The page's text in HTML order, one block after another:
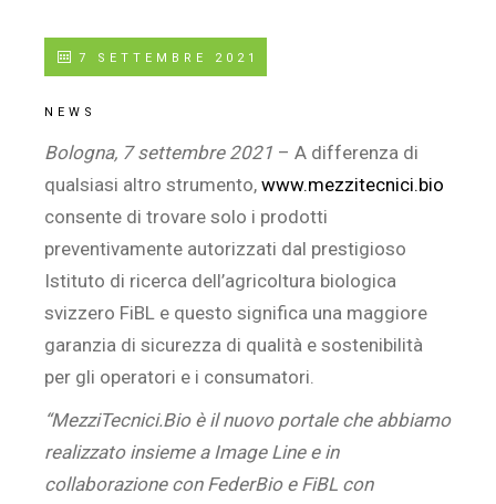
7 SETTEMBRE 2021
NEWS
Bologna, 7 settembre 2021 – A differenza di
qualsiasi altro strumento,www.mezzitecnici.bio
consente di trovare solo i prodotti
preventivamente autorizzati dal prestigioso
Istituto di ricerca dell’agricoltura biologica
svizzero FiBL e questo significa una maggiore
garanzia di sicurezza di qualità e sostenibilità
per gli operatori e i consumatori.
“MezziTecnici.Bio è il nuovo portale che abbiamo
realizzato insieme a Image Line e in
collaborazione con FederBio e FiBL con